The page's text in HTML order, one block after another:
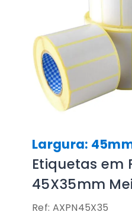
Largura:
Etiquetas em
45X35mm
Ref: AXPN45X35